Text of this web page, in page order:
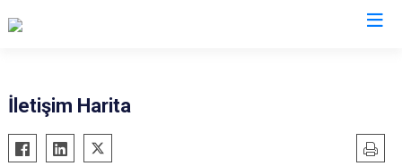
İletişim Harita